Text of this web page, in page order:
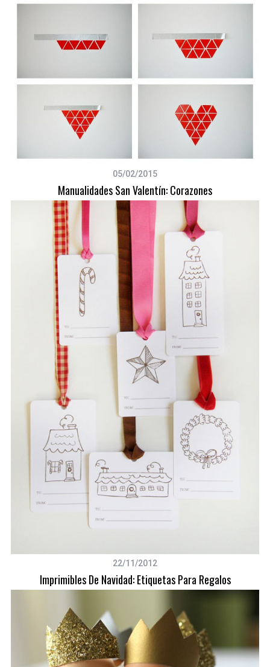
05/02/2015
Manualidades San Valentín: Corazones
22/11/2012
Imprimibles De Navidad: Etiquetas Para Regalos